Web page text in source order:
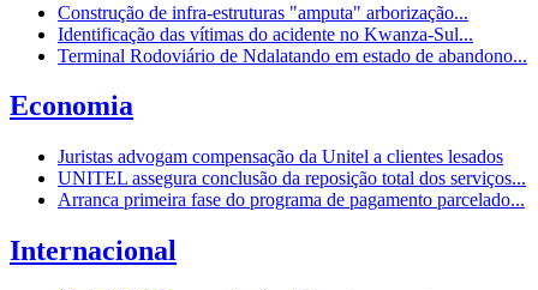
Construção de infra-estruturas "amputa" arborização...
Identificação das vítimas do acidente no Kwanza-Sul...
Terminal Rodoviário de Ndalatando em estado de abandono...
Economia
Juristas advogam compensação da Unitel a clientes lesados
UNITEL assegura conclusão da reposição total dos serviços...
Arranca primeira fase do programa de pagamento parcelado...
Internacional